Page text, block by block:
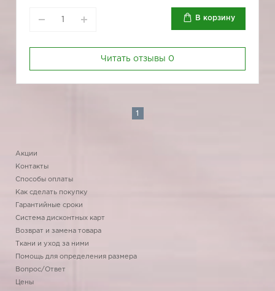
В корзину
Читать отзывы 0
1
Акции
Контакты
Способы оплаты
Как сделать покупку
Гарантийные сроки
Система дисконтных карт
Возврат и замена товара
Ткани и уход за ними
Помощь для определения размера
Вопрос/Ответ
Цены